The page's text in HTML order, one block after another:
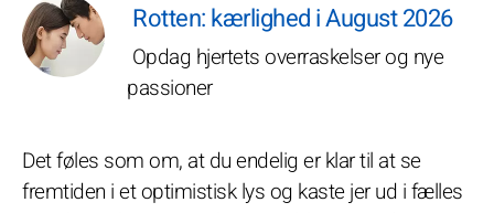
Rotten: kærlighed i August 2026
Opdag hjertets overraskelser og nye
passioner
Det føles som om, at du endelig er klar til at se
fremtiden i et optimistisk lys og kaste jer ud i fælles